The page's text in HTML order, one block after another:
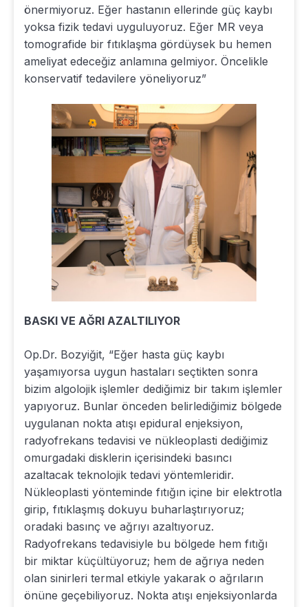
önermiyoruz. Eğer hastanın ellerinde güç kaybı
yoksa fizik tedavi uyguluyoruz. Eğer MR veya
tomografide bir fıtıklaşma gördüysek bu hemen
ameliyat edeceğiz anlamına gelmiyor. Öncelikle
konservatif tedavilere yöneliyoruz”
BASKI VE AĞRI AZALTILIYOR
Op.Dr. Bozyiğit, “Eğer hasta güç kaybı
yaşamıyorsa uygun hastaları seçtikten sonra
bizim algolojik işlemler dediğimiz bir takım işlemler
yapıyoruz. Bunlar önceden belirlediğimiz bölgede
uygulanan nokta atışı epidural enjeksiyon,
radyofrekans tedavisi ve nükleoplasti dediğimiz
omurgadaki disklerin içerisindeki basıncı
azaltacak teknolojik tedavi yöntemleridir.
Nükleoplasti yönteminde fıtığın içine bir elektrotla
girip, fıtıklaşmış dokuyu buharlaştırıyoruz;
oradaki basınç ve ağrıyı azaltıyoruz.
Radyofrekans tedavisiyle bu bölgede hem fıtığı
bir miktar küçültüyoruz; hem de ağrıya neden
olan sinirleri termal etkiyle yakarak o ağrıların
önüne geçebiliyoruz. Nokta atışı enjeksiyonlarda